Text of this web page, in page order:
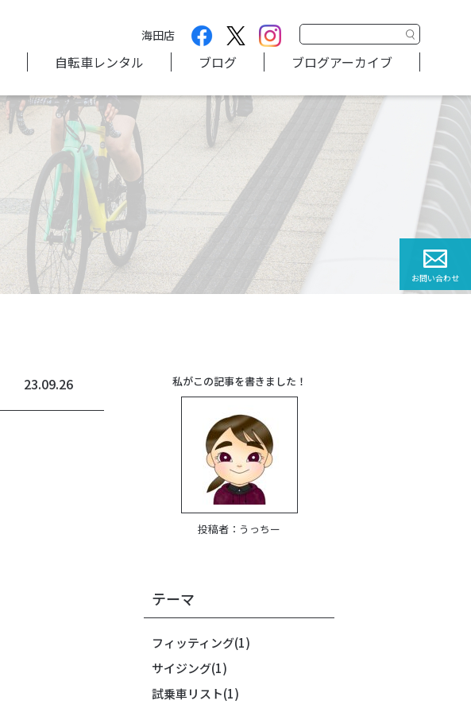
海田店
自転車レンタル ブログ ブログアーカイブ
23.09.26 私がこの記事を書きました！
投稿者： うっちー
テーマ
フィッティング(1)
サイジング(1)
試乗車リスト(1)
お問い合わせ